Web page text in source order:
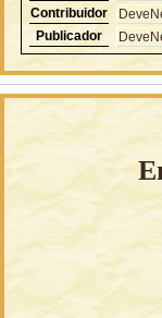
Contribuidor
Publicador